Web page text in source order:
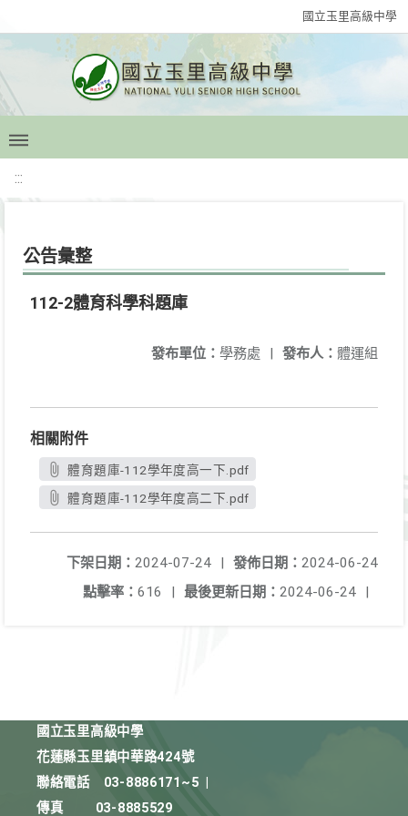
國立玉里高級中學
:::
公告彙整
112-2體育科學科題庫
發布人： 體運組
發布單位： 學務處 |
相關附件
體育題庫-112學年度高一下.pdf
體育題庫-112學年度高二下.pdf
發佈日期： 2024-06-24
下架日期： 2024-07-24
|
最後更新日期： 2024-06-24 |
點擊率： 616 |
國立玉里高級中學
花蓮縣玉里鎮中華路424號
聯絡電話
03-8886171~5
傳真
03-8885529